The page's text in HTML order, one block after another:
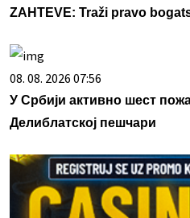
ZAHTEVE: Traži pravo
08. 08. 2026 07:56
У Србији активно шест
Делиблатској пешчари